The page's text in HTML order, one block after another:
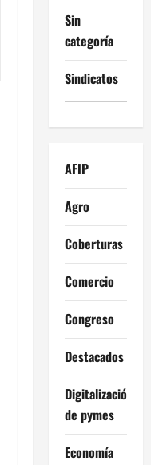
Sin
categoría
Sindicatos
AFIP
Agro
Coberturas
Comercio
Congreso
Destacados
Digitalización
de pymes
Economía